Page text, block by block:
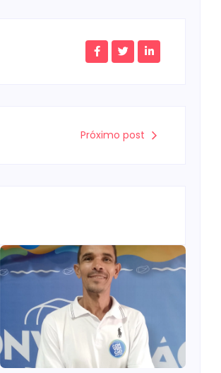
Próximo post